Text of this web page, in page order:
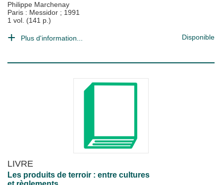
Philippe Marchenay
Paris : Messidor ; 1991
1 vol. (141 p.)
Plus d'information... Disponible
LIVRE
Les produits de terroir : entre cultures